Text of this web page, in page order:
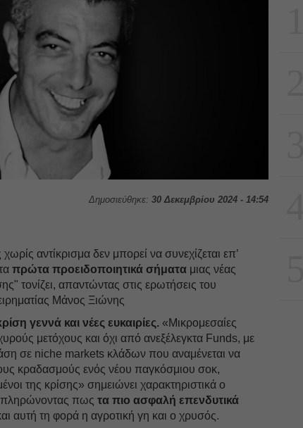
Δημοσιεύθηκε: 30 Δεκεμβρίου 2024 - 14:54
αντίκρισμα δεν μπορεί να συνεχίζεται επ’
πρώτα προειδοποιητικά σήματα μιας νέας
τονίζει, απαντώντας στις ερωτήσεις του
Μάνος Ξιώνης
γεννά και νέες ευκαιρίες. «Μικρομεσαίες
μετόχους και όχι από ανεξέλεγκτα Funds, με
σε niche markets κλάδων που αναμένεται να
κραδασμούς ενός νέου παγκόσμιου σοκ,
της κρίσης» σημειώνει χαρακτηριστικά ο
πως τα πιο ασφαλή επενδυτικά
αυτή τη φορά η αγροτική γη και ο χρυσός.